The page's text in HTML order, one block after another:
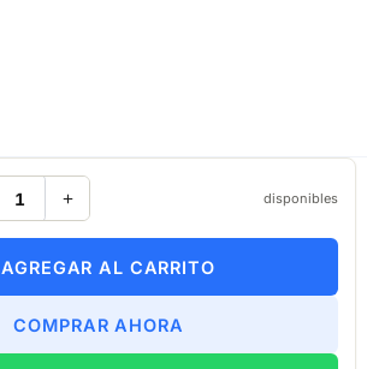
disponibles
AGREGAR AL CARRITO
COMPRAR AHORA